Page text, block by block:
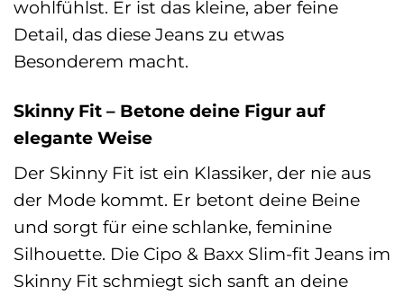
wohlfühlst. Er ist das kleine, aber feine
Detail, das diese Jeans zu etwas
Besonderem macht.
Skinny Fit – Betone deine Figur auf
elegante Weise
Der Skinny Fit ist ein Klassiker, der nie aus
der Mode kommt. Er betont deine Beine
und sorgt für eine schlanke, feminine
Silhouette. Die Cipo & Baxx Slim-fit Jeans im
Skinny Fit schmiegt sich sanft an deine